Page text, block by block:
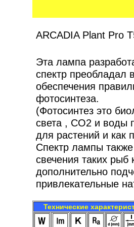
ARCADIA Plant Pro
Эта лампа
спектр преобладал
обеспечения
фотосинтеза.
(Фотосинтез это
света , CO2 и воды
для растений и как
Спектр лампы
свечения таких рыб
дополнительно
привлекательные
Технические